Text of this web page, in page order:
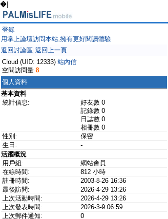
�|
登錄
用掌上論壇訪問本站,擁有更好閱讀體驗
返回討論區 返回上一頁
Cloud (UID: 12333) 站內信
空間訪問量 8
個人資料
基本資料
統計信息:
好友數 0
記錄數 0
日誌數 0
相冊數 0
性別:
保密
生日:
-
活躍概況
用戶組:
網站會員
在線時間:
812 小時
註冊時間:
2003-8-26 16:36
最後訪問:
2026-4-29 13:26
上次活動時間:
2026-4-29 13:26
上次發表時間:
2026-3-9 06:59
上次郵件通知:
0